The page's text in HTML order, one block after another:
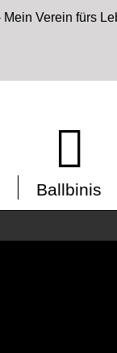
Ballbinis